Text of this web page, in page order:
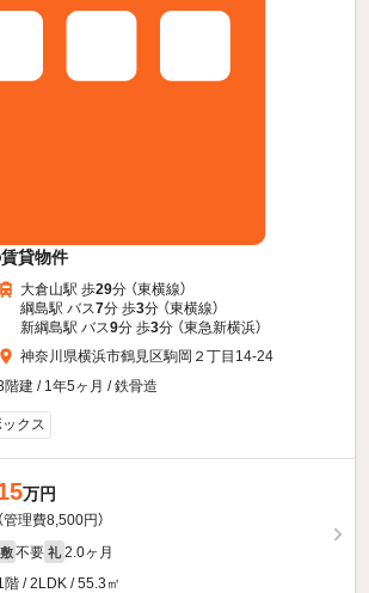
貸物件
大倉山駅 歩29分 （東横線）
綱島駅 バス7分 歩3分 （東横線）
新綱島駅 バス9分 歩3分 （東急新横浜）
神奈川県横浜市鶴見区駒岡２丁目14-24
階建 / 1年5ヶ月 / 鉄骨造
クス
万円
（管理費8,500円）
敷 不要 礼 2.0ヶ月
階 / 2LDK / 55.3㎡